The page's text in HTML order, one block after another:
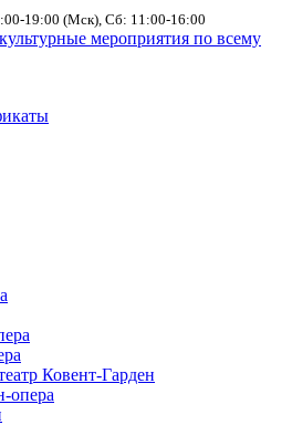
19:00 (Мск), Сб: 11:00-16:00
мероприятия по всему
Ковент-Гарден
опера